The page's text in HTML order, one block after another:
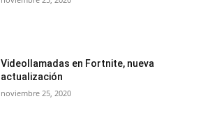
Videollamadas en Fortnite, nueva
actualización
noviembre 25, 2020